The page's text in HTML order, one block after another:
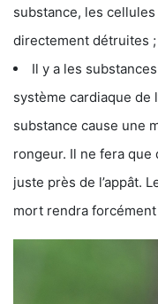
substance, les
directement détruites ;
Il y a les
système cardiaque de
substance cause une
rongeur. Il ne fera que
juste près de l’appât.
mort rendra